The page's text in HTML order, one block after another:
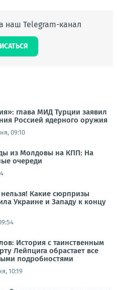
наш Telegram-канал
глава МИД Турции заявил
Россией ядерного оружия
09:10
из Молдовы на КПП: На
очереди
Какие сюрпризы
Украине и Западу к концу
История с таинственным
Лейпцига обрастает все
подробностями
10:19